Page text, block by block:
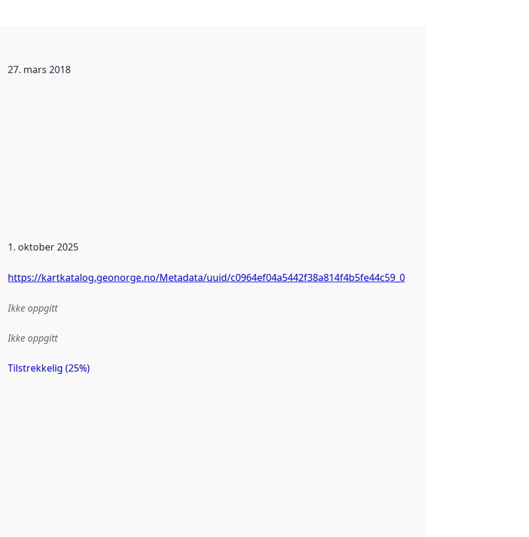
27. mars 2018
1. oktober 2025
https://kartkatalog.geonorge.no/Metadata/uuid/c0964ef04a5442f38a814f4b5fe44c59_0
Ikke oppgitt
Ikke oppgitt
Tilstrekkelig (25%)